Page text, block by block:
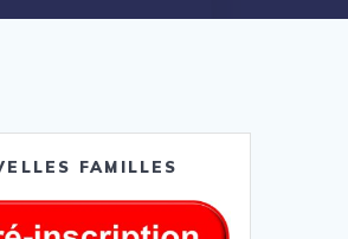
FAMILLES